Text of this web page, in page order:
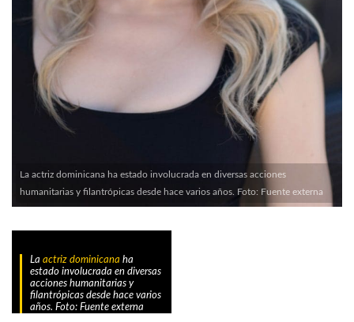
La actriz dominicana ha estado involucrada en diversas acciones
humanitarias y filantrópicas desde hace varios años. Foto: Fuente externa
La actriz dominicana ha
estado involucrada en diversas
acciones humanitarias y
filantrópicas desde hace varios
años. Foto: Fuente externa